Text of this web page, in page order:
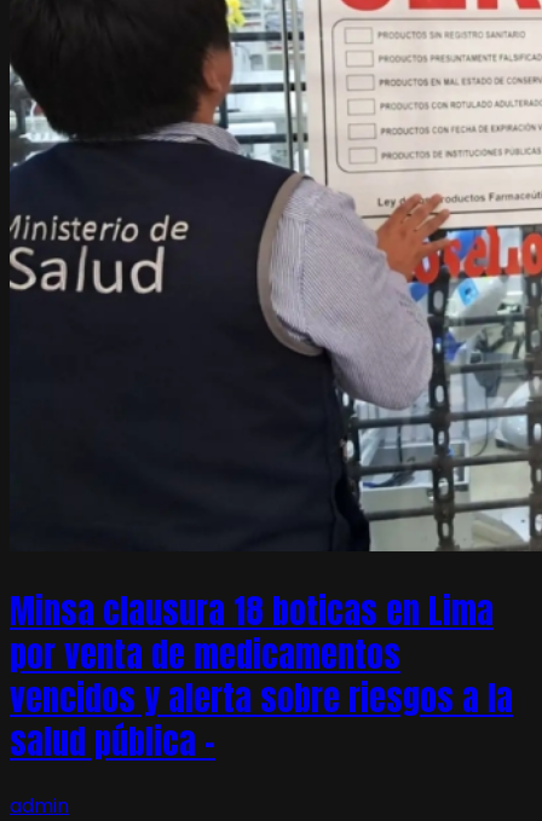
Minsa clausura 18 boticas en Lima
por venta de medicamentos
vencidos y alerta sobre riesgos a la
salud pública –
admin